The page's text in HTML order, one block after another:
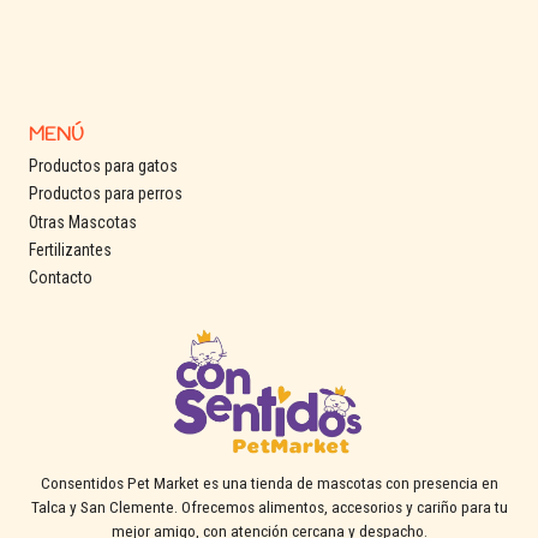
Haz que cada comida vuelva a ser un momento esperado 🐶✨
Agrégalo al carrito y recíbelo con despacho rápido en Talca,
San Clemente y alrededores.
MENÚ
Productos para gatos
Productos para perros
Otras Mascotas
Fertilizantes
Contacto
Consentidos Pet Market es una tienda de mascotas con presencia en
Talca y San Clemente. Ofrecemos alimentos, accesorios y cariño para tu
mejor amigo, con atención cercana y despacho.